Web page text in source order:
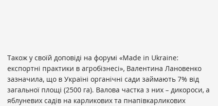
Також у своїй доповіді на форумі «Made in Ukraine:
експортні практики в агробізнесі», Валентина Лановенко
зазначила, що в Україні органічні сади займають 7% від
загальної площі (2500 га). Валова частка з них – дикороси, а
яблуневих садів на карликових та пнапівкарликових